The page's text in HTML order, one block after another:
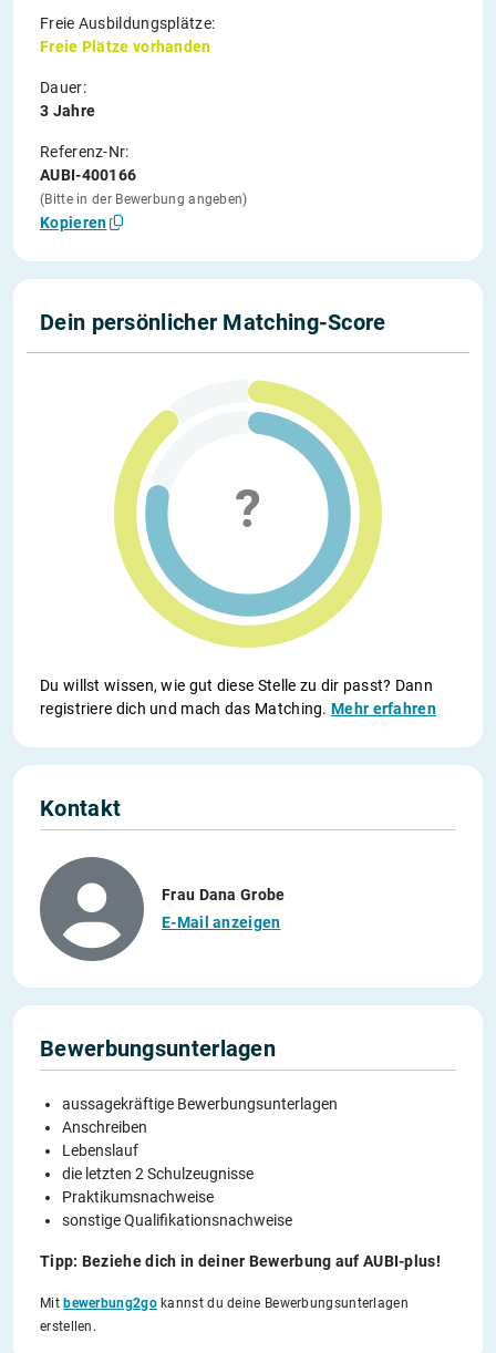
Freie Ausbildungsplätze:
Freie Plätze vorhanden
Dauer:
3 Jahre
Referenz-Nr:
AUBI-400166
(Bitte in der Bewerbung angeben)
Kopieren
Dein persönlicher Matching-Score
Du willst wissen, wie gut diese Stelle zu dir passt? Dann
registriere dich und mach das Matching.Mehr erfahren
Kontakt
Frau Dana Grobe
E-Mail anzeigen
Bewerbungsunterlagen
aussagekräftige Bewerbungsunterlagen
Anschreiben
Lebenslauf
die letzten 2 Schulzeugnisse
Praktikumsnachweise
sonstige Qualifikationsnachweise
Tipp: Beziehe dich in deiner Bewerbung auf AUBI-plus!
Mit bewerbung2gokannst du deine Bewerbungsunterlagen
erstellen.